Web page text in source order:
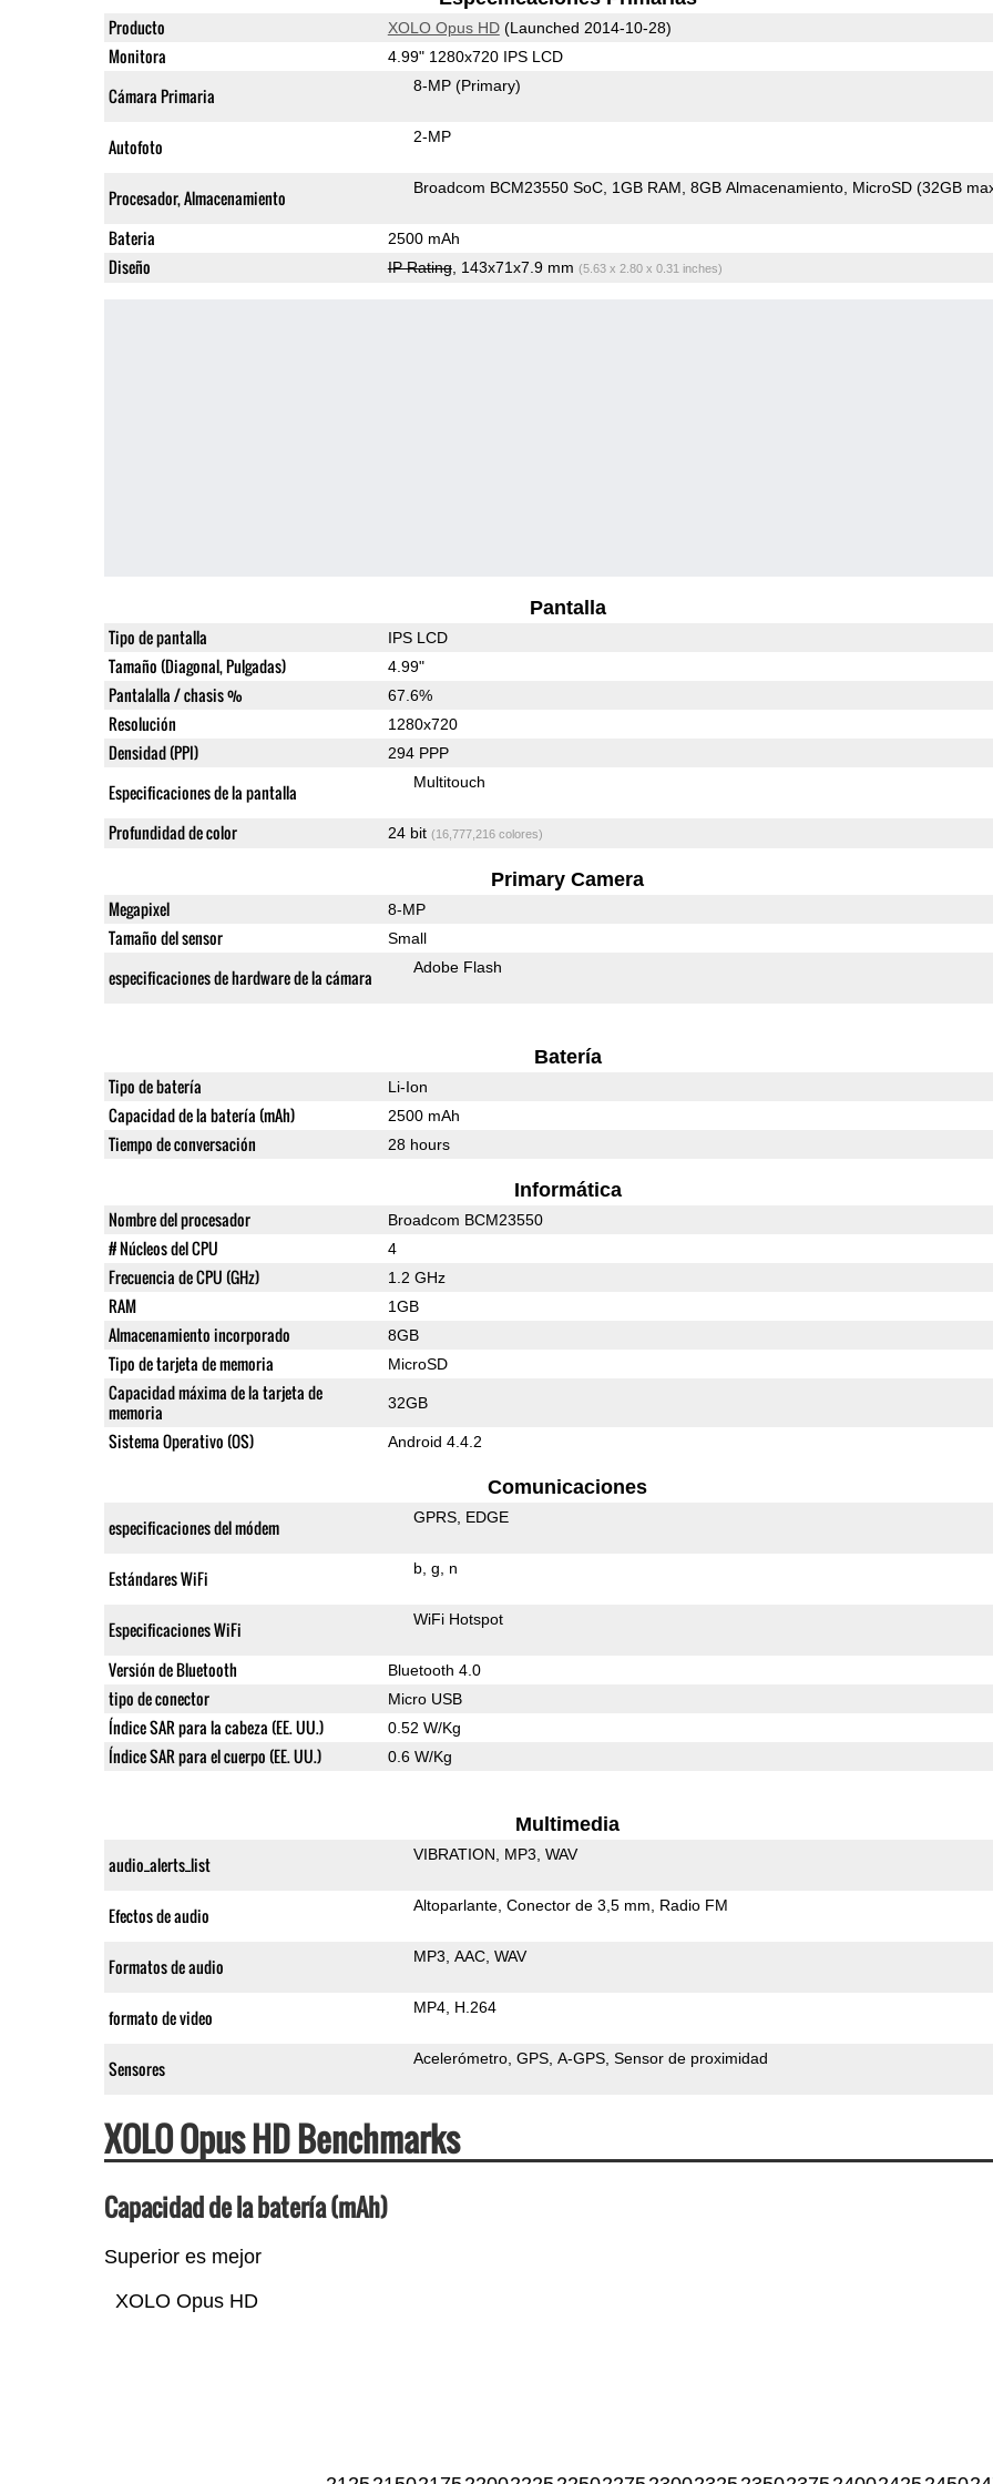
Producto XOLO Opus HD(Launched 2014-10-28)
Monitora 4.99" 1280x720 IPS LCD
Cámara Primaria 8-MP (Primary)
Autofoto 2-MP
Procesador, Almacenamiento Broadcom BCM23550 SoC 1GB RAM 8GB Almacenamiento MicroSD (32GB
Bateria 2500 mAh
Diseño IP Rating, 143x71x7.9 mm (5.63 x 2.80 x 0.31 inches)
Pantalla
Tipo de pantalla IPS LCD
Tamaño (Diagonal, Pulgadas) 4.99"
Pantalalla / chasis % 67.6%
Resolución 1280x720
Densidad (PPI) 294 PPP
Especificaciones de la pantalla Multitouch
Profundidad de color 24 bit (16,777,216 colores)
Primary Camera
Megapixel 8-MP
Tamaño del sensor Small
especificaciones de hardware de la cámara Adobe Flash
Batería
Tipo de batería Li-Ion
Capacidad de la batería (mAh) 2500 mAh
Tiempo de conversación 28 hours
Informática
Nombre del procesador Broadcom BCM23550
# Núcleos del CPU 4
Frecuencia de CPU (GHz) 1.2 GHz
RAM 1GB
Almacenamiento incorporado 8GB
Tipo de tarjeta de memoria MicroSD
Capacidad máxima de la tarjeta de
memoria
32GB
Sistema Operativo (OS) Android 4.4.2
Comunicaciones
especificaciones del módem GPRS EDGE
Estándares WiFi b g n
Especificaciones WiFi WiFi Hotspot
Versión de Bluetooth Bluetooth 4.0
tipo de conector Micro USB
Índice SAR para la cabeza (EE. UU.) 0.52 W/Kg
Índice SAR para el cuerpo (EE. UU.) 0.6 W/Kg
Multimedia
audio_alerts_list VIBRATION MP3 WAV
Efectos de audio Altoparlante Conector de 3,5 mm Radio FM
Formatos de audio MP3 AAC WAV
formato de video MP4 H.264
Sensores Acelerómetro GPS A-GPS Sensor de proximidad
XOLO Opus HD Benchmarks
Capacidad de la batería (mAh)
Superior es mejor
XOLO Opus HD